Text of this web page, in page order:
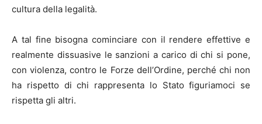
cultura della legalità.
A tal fine bisogna cominciare con il rendere effettive e
realmente dissuasive le sanzioni a carico di chi si pone,
con violenza, contro le Forze dell’Ordine, perché chi non
ha rispetto di chi rappresenta lo Stato figuriamoci se
rispetta gli altri.